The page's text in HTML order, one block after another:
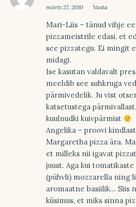
märts 27, 2010 Vasta
Mari-Liis – tänud vihje
pizzameistrile edasi, et
see pizzategu. Ei mingit
midagi.
Ise kasutan valdavalt
meeldib see suhkruga
pärmivedelik. Ju vist
katsetustega
kuulnudki kuivpärmist
Angelika – proovi
Margaretha pizza ära.
et milleks nii igavat
juust. Aga kui
(pühvli) mozzarella ning
aromaatne basiilik… Siis
küsimus, et miks sinna